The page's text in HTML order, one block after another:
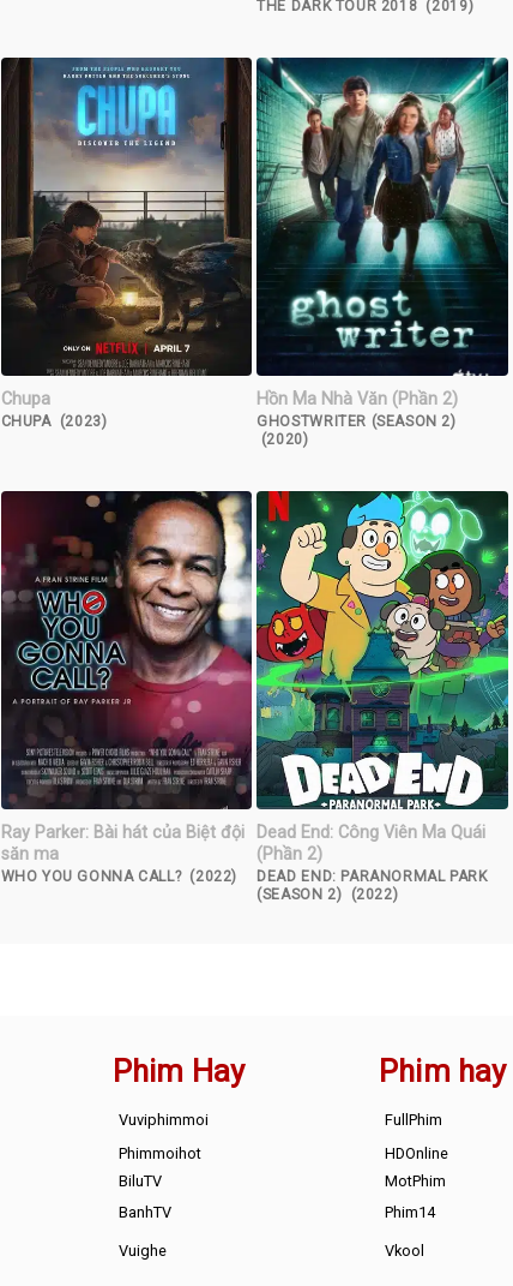
THE DARK TOUR 2018 (2019)
Chupa
CHUPA (2023)
Hồn Ma Nhà Văn (Phần 2)
GHOSTWRITER (SEASON 2)
(2020)
Ray Parker: Bài hát của Biệt đội
săn ma
WHO YOU GONNA CALL? (2022)
Dead End: Công Viên Ma Quái
(Phần 2)
DEAD END: PARANORMAL PARK
(SEASON 2) (2022)
Phim Hay
Vuviphimmoi
Phimmoihot
BiluTV
BanhTV
Vuighe
Phim
FullPhim
HDOnline
MotPhim
Phim14
Vkool